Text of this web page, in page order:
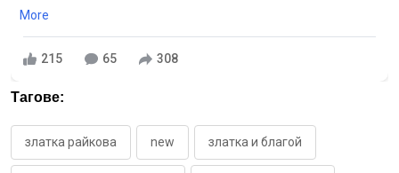
More
215 65 308
Тагове:
златка райкова new златка и благой